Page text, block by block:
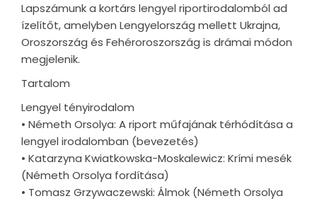
Lapszámunk a kortárs lengyel riportirodalomból ad
ízelítőt, amelyben Lengyelország mellett Ukrajna,
Oroszország és Fehéroroszország is drámai módon
megjelenik.
Tartalom
Lengyel tényirodalom
• Németh Orsolya: A riport műfajának térhódítása a
lengyel irodalomban (bevezetés)
• Katarzyna Kwiatkowska-Moskalewicz: Krími mesék
(Németh Orsolya fordítása)
• Tomasz Grzywaczewski: Álmok (Németh Orsolya